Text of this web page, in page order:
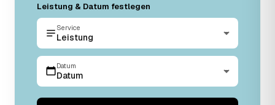
Leistung & Datum festlegen
Service
Leistung
Datum
Datum